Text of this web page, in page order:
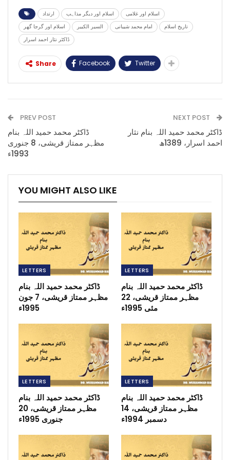
ارتداد اسلام اور دیگر مذاہب
اسلام اور غلامی
اسلام اور گرجا گھر
السیر الکبیر امام محمد شیبانی
تاریخ اسلام
ڈاکٹر نثار احمد اسرار
Share Facebook Twitter
PREV POST
ڈاکٹر محمد حمید اللہ بنام
مظہر ممتاز قریشی، 8 جنوری
1993ء
NEXT POST
ڈاکٹر محمد حمید اللہ بنام نثار
احمد اسرار، 1389ھ
YOU MIGHT ALSO LIKE
LETTERS
ڈاکٹر محمد حمید اللہ بنام
مظہر ممتاز قریشی، 7 جون
1995ء
LETTERS
ڈاکٹر محمد حمید اللہ بنام
مظہر ممتاز قریشی، 22
مئی 1995ء
LETTERS
ڈاکٹر محمد حمید اللہ بنام
مظہر ممتاز قریشی، 20
جنوری 1995ء
LETTERS
ڈاکٹر محمد حمید اللہ بنام
مظہر ممتاز قریشی، 14
دسمبر 1994ء